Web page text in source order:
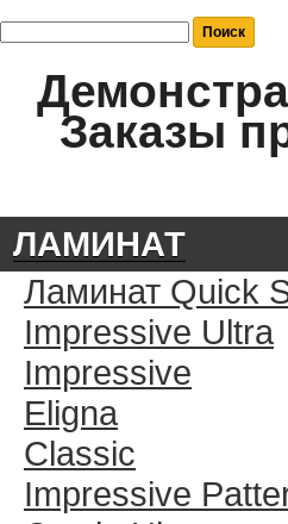
Заказы
ЛАМИНАТ
Ламинат Quick
Impressive Ultra
Impressive
Eligna
Classic
Impressive